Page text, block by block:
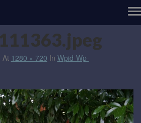
At 1280 × 720 In Wpid-Wp-